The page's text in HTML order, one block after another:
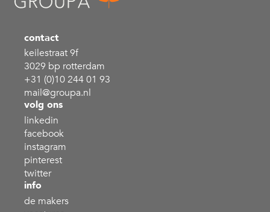
contact
keilestraat 9f
3029 bp rotterdam
+31 (0)10 244 01 93
mail@groupa.nl
volg ons
linkedin
facebook
instagram
pinterest
twitter
info
de makers